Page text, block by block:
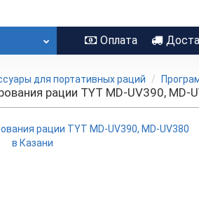
Оплата
для портативных раций
рации TYT MD-UV390, MD-